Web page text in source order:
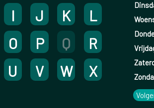
I J K
L
O P Q
R
U V W
X